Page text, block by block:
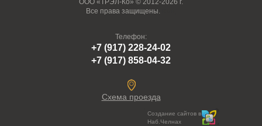
ООО «ТРЭЛ-Ко» © 2012-2026 г.
Все права защищены.
Телефон:
+7 (917) 228-24-02
+7 (917) 858-04-32
Схема проезда
Создание сайтов в
Наб.Челнах